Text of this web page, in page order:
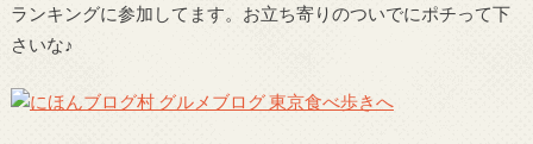
ランキングに参加してます。お立ち寄りのついでにポチって下
さいな♪